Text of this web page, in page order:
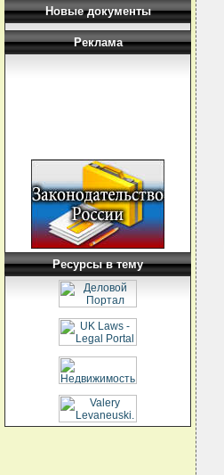
Новые документы
Реклама
Ресурсы в тему